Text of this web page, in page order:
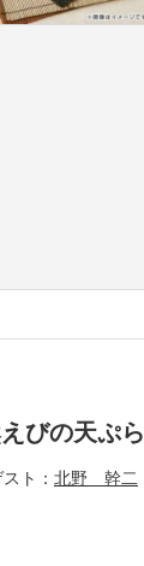
びの天ぷら
ト 北野 幹二